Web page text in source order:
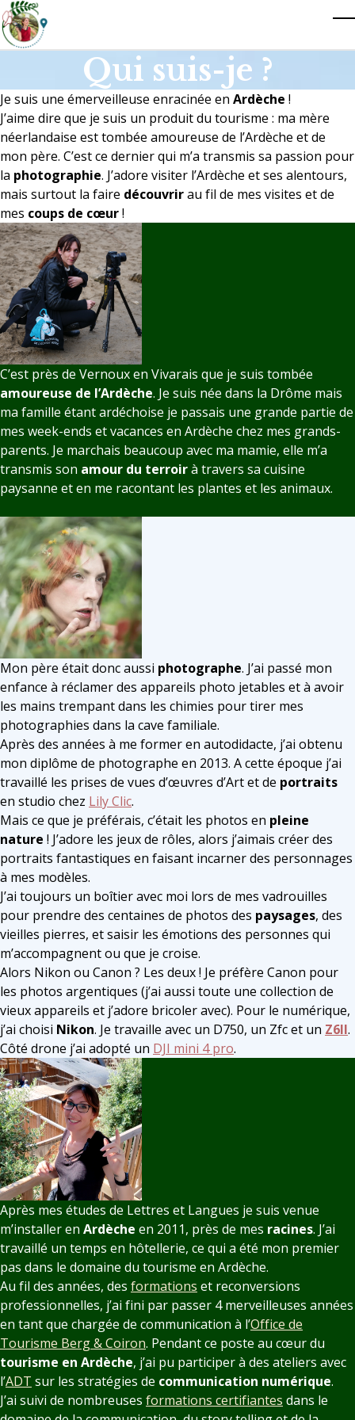
Voir le contenu principal
Qui suis-je ?
Je suis une émerveilleuse enracinée en Ardèche !
J’aime dire que je suis un produit du tourisme : ma mère
néerlandaise est tombée amoureuse de l’Ardèche et de
mon père. C’est ce dernier qui m’a transmis sa passion pour
la photographie. J’adore visiter l’Ardèche et ses alentours,
mais surtout la faire découvrirau fil de mes visites et de
mes coups de cœur!
C’est près de Vernoux en Vivarais que je suis tombée
amoureuse de l’Ardèche. Je suis née dans la Drôme mais
ma famille étant ardéchoise je passais une grande partie de
mes week-ends et vacances en Ardèche chez mes grands-
parents. Je marchais beaucoup avec ma mamie, elle m’a
transmis son amour du terroirà travers sa cuisine
paysanne et en me racontant les plantes et les animaux.
Mon père était donc aussi photographe. J’ai passé mon
enfance à réclamer des appareils photo jetables et à avoir
les mains trempant dans les chimies pour tirer mes
photographies dans la cave familiale.
Après des années à me former en autodidacte, j’ai obtenu
mon diplôme de photographe en 2013. A cette époque j’ai
travaillé les prises de vues d’œuvres d’Art et de portraits
en studio chez Lily Clic.
Mais ce que je préférais, c’était les photos en pleine
nature ! J’adore les jeux de rôles, alors j’aimais créer des
portraits fantastiques en faisant incarner des personnages
à mes modèles.
J’ai toujours un boîtier avec moi lors de mes vadrouilles
pour prendre des centaines de photos des paysages, des
vieilles pierres, et saisir les émotions des personnes qui
m’accompagnent ou que je croise.
Alors Nikon ou Canon ? Les deux ! Je préfère Canon pour
les photos argentiques (j’ai aussi toute une collection de
vieux appareils et j’adore bricoler avec). Pour le numérique,
j’ai choisi Nikon. Je travaille avec un D750, un Zfc et un Z6II.
Côté drone j’ai adopté un DJI mini 4 pro.
Après mes études de Lettres et Langues je suis venue
m’installer en Ardèche en 2011, près de mes racines. J’ai
travaillé un temps en hôtellerie, ce qui a été mon premier
pas dans le domaine du tourisme en Ardèche.
Au fil des années, des formations et reconversions
professionnelles, j’ai fini par passer 4 merveilleuses années
en tant que chargée de communication à l’Office de
Tourisme Berg & Coiron. Pendant ce poste au cœur du
tourisme en Ardèche, j’ai pu participer à des ateliers avec
l’ADT sur les stratégies de communication numérique.
J’ai suivi de nombreuses formations certifiantes dans le